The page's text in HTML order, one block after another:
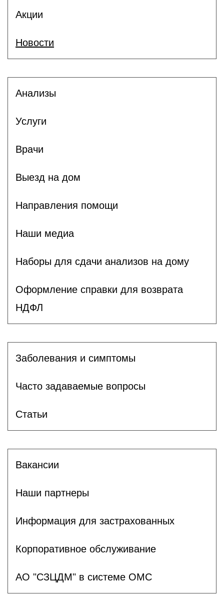
Акции
Новости
Анализы
Услуги
Врачи
Выезд на дом
Направления помощи
Наши медиа
Наборы для сдачи анализов на дому
Оформление справки для возврата
НДФЛ
Заболевания и симптомы
Часто задаваемые вопросы
Статьи
Вакансии
Наши партнеры
Информация для застрахованных
Корпоративное обслуживание
АО "СЗЦДМ" в системе ОМС